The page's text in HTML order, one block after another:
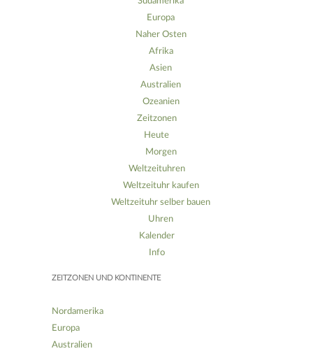
Europa
Naher Osten
Afrika
Asien
Australien
Ozeanien
Zeitzonen
Heute
Morgen
Weltzeituhren
Weltzeituhr kaufen
Weltzeituhr selber bauen
Uhren
Kalender
Info
ZEITZONEN UND KONTINENTE
Nordamerika
Europa
Australien